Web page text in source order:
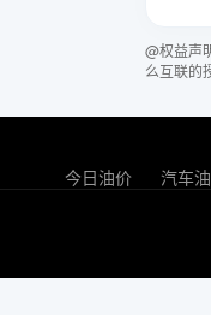
@权益声
么互联的
今日油价 汽车